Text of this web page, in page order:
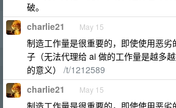
破。
charlie21 May 15
制造工作量是很重要的，即使使用恶
子（无法代理给 ai 做的工作量是越多
的意义） /t/1212589
charlie21 May 15
制造工作量是很重要的，即使使用恶